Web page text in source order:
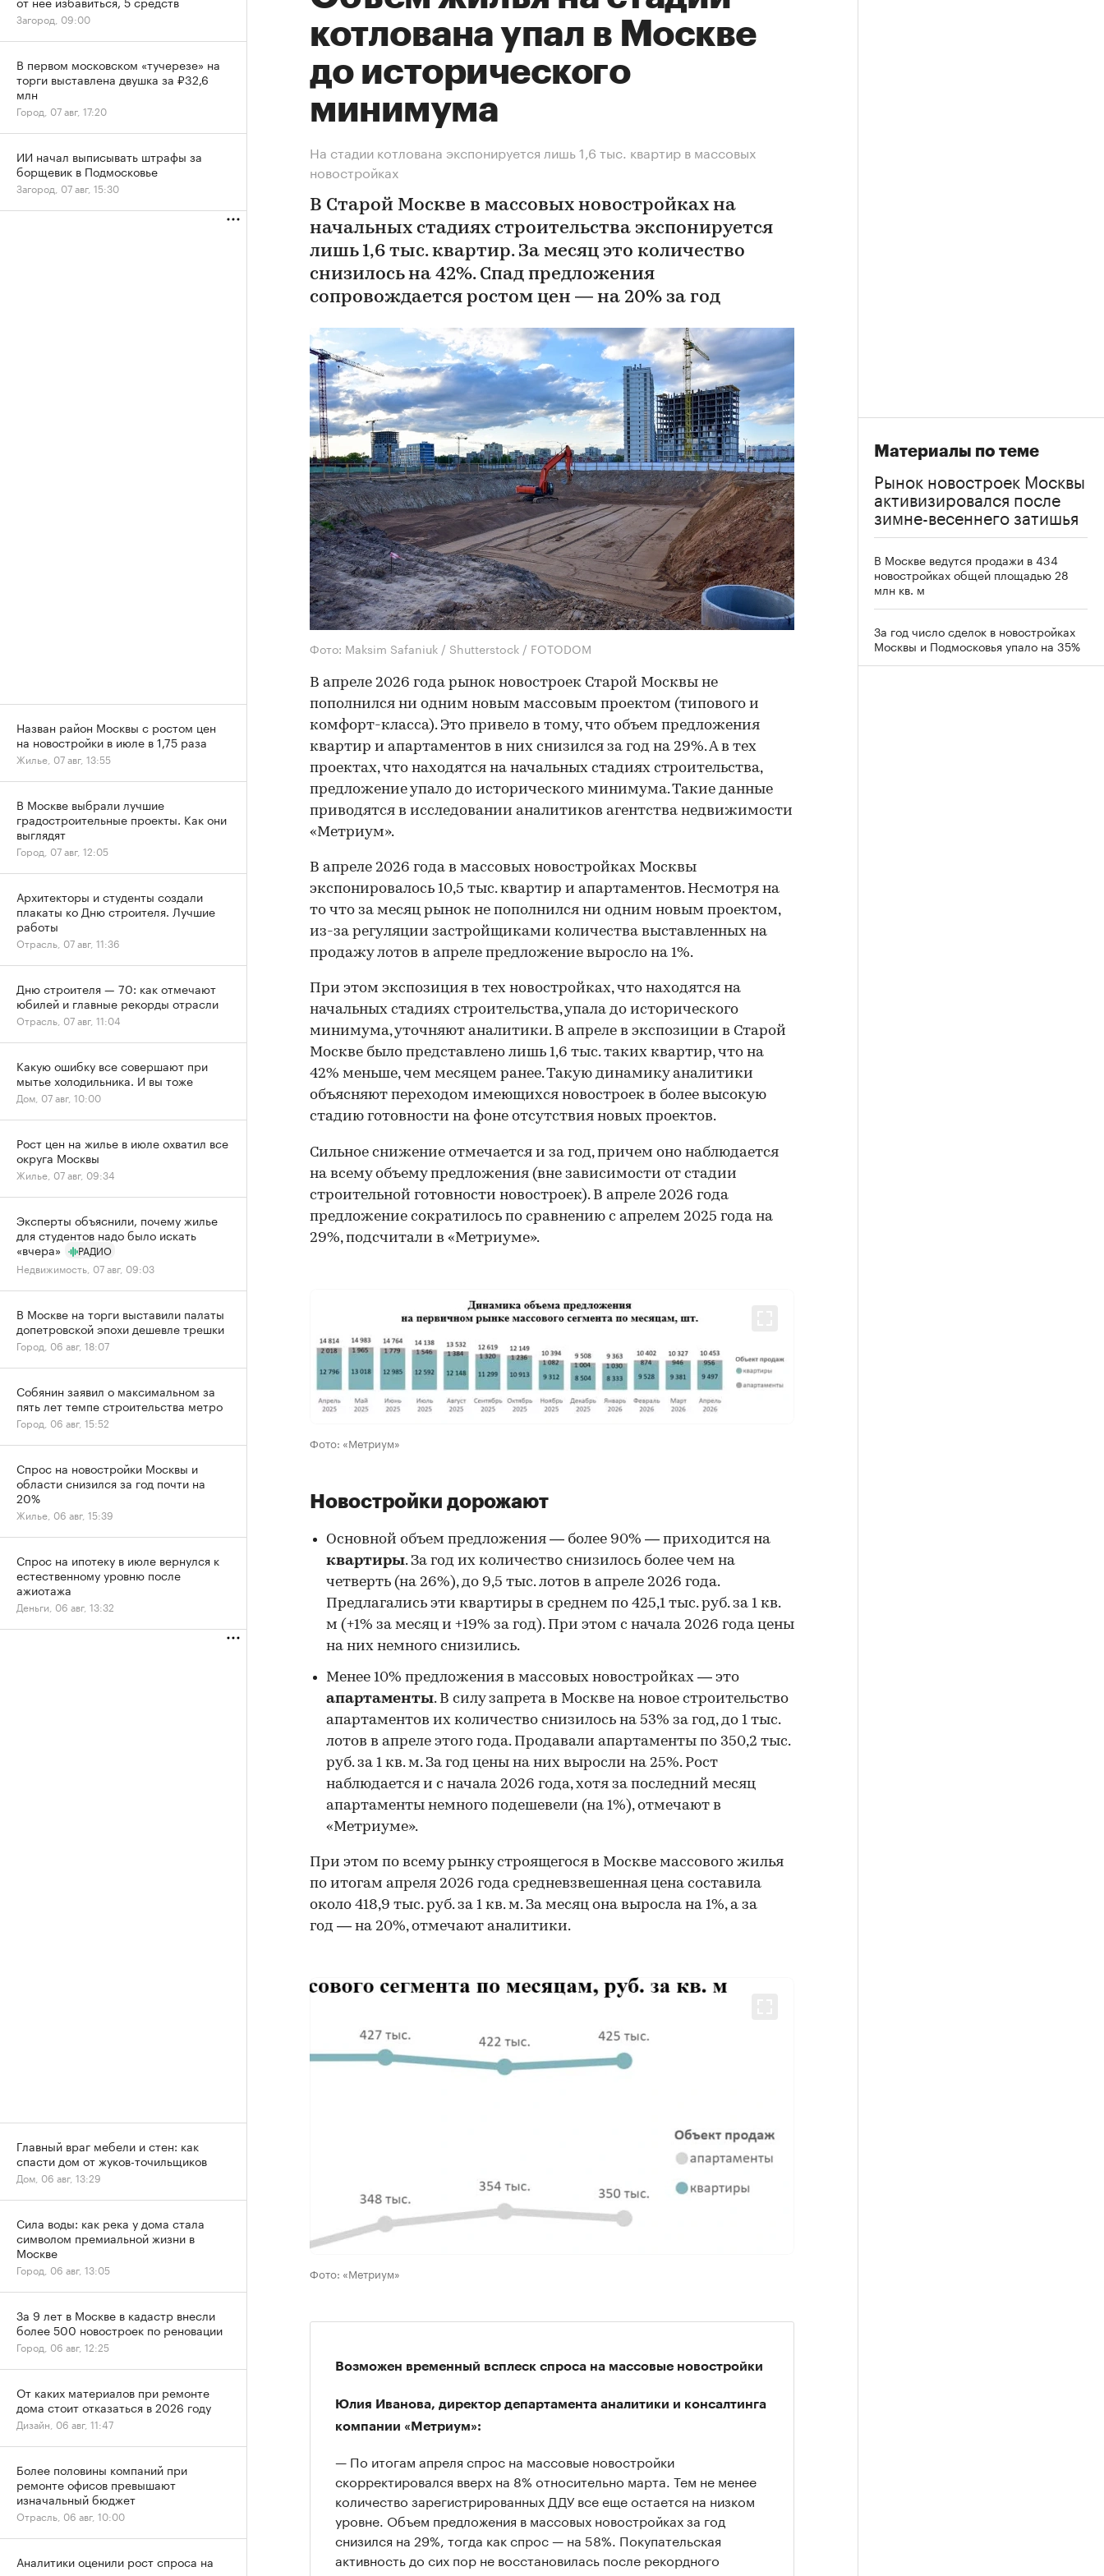
котлована упал в Москве
до исторического
минимума
На стадии котлована экспонируется лишь 1,6 тыс. квартир в массовых
новостройках
В Старой Москве в массовых новостройках на
начальных стадиях строительства экспонируется
лишь 1,6 тыс. квартир. За месяц это количество
снизилось на 42%. Спад предложения
сопровождается ростом цен — на 20% за год
Фото: Maksim Safaniuk / Shutterstock / FOTODOM
В апреле 2026 года рынок новостроек Старой Москвы не
пополнился ни одним новым массовым проектом (типового и
комфорт-класса). Это привело в тому, что объем предложения
квартир и апартаментов в них снизился за год на 29%. А в тех
проектах, что находятся на начальных стадиях строительства,
предложение упало до исторического минимума. Такие данные
приводятся в исследовании аналитиков агентства недвижимости
«Метриум».
В апреле 2026 года в массовых новостройках Москвы
экспонировалось 10,5 тыс. квартир и апартаментов. Несмотря на
то что за месяц рынок не пополнился ни одним новым проектом,
из-за регуляции застройщиками количества выставленных на
продажу лотов в апреле предложение выросло на 1%.
При этом экспозиция в тех новостройках, что находятся на
начальных стадиях строительства, упала до исторического
минимума, уточняют аналитики. В апреле в экспозиции в Старой
Москве было представлено лишь 1,6 тыс. таких квартир, что на
42% меньше, чем месяцем ранее. Такую динамику аналитики
объясняют переходом имеющихся новостроек в более высокую
стадию готовности на фоне отсутствия новых проектов.
00:00 / 00:00
Сильное снижение отмечается и за год, причем оно наблюдается
на всему объему предложения (вне зависимости от стадии
строительной готовности новостроек). В апреле 2026 года
предложение сократилось по сравнению с апрелем 2025 года на
29%, подсчитали в «Метриуме».
Фото: «Метриум»
Новостройки дорожают
Основной объем предложения — более 90% — приходится на
квартиры. За год их количество снизилось более чем на
четверть (на 26%), до 9,5 тыс. лотов в апреле 2026 года.
Предлагались эти квартиры в среднем по 425,1 тыс. руб. за 1 кв.
м (+1% за месяц и +19% за год). При этом с начала 2026 года цены
на них немного снизились.
Менее 10% предложения в массовых новостройках — это
апартаменты. В силу запрета в Москве на новое строительство
апартаментов их количество снизилось на 53% за год, до 1 тыс.
лотов в апреле этого года. Продавали апартаменты по 350,2 тыс.
руб. за 1 кв. м. За год цены на них выросли на 25%. Рост
наблюдается и с начала 2026 года, хотя за последний месяц
апартаменты немного подешевели (на 1%), отмечают в
«Метриуме».
При этом по всему рынку строящегося в Москве массового жилья
по итогам апреля 2026 года средневзвешенная цена составила
около 418,9 тыс. руб. за 1 кв. м. За месяц она выросла на 1%, а за
год — на 20%, отмечают аналитики.
Фото: «Метриум»
Возможен временный всплеск спроса на массовые новостройки
Юлия Иванова, директор департамента аналитики и консалтинга
компании «Метриум»:
— По итогам апреля спрос на массовые новостройки
скорректировался вверх на 8% относительно марта. Тем не менее
количество зарегистрированных ДДУ все еще остается на низком
уровне. Объем предложения в массовых новостройках за год
снизился на 29%, тогда как спрос — на 58%. Покупательская
активность до сих пор не восстановилась после рекордного
Материалы по теме
Рынок новостроек Москвы
активизировался после
зимне-весеннего затишья
В Москве ведутся продажи в 434
новостройках общей площадью 28
млн кв. м
За год число сделок в новостройках
Москвы и Подмосковья упало на 35%
Загород, 09:00
В первом московском «тучерезе» на
торги выставлена двушка за ₽32,6
млн
Город, 07 авг, 17:20
ИИ начал выписывать штрафы за
борщевик в Подмосковье
Загород, 07 авг, 15:30
Назван район Москвы с ростом цен
на новостройки в июле в 1,75 раза
Жилье, 07 авг, 13:55
В Москве выбрали лучшие
градостроительные проекты. Как они
выглядят
Город, 07 авг, 12:05
Архитекторы и студенты создали
плакаты ко Дню строителя. Лучшие
работы
Отрасль, 07 авг, 11:36
Дню строителя — 70: как отмечают
юбилей и главные рекорды отрасли
Отрасль, 07 авг, 11:04
Какую ошибку все совершают при
мытье холодильника. И вы тоже
Дом, 07 авг, 10:00
Рост цен на жилье в июле охватил все
округа Москвы
Жилье, 07 авг, 09:34
Эксперты объяснили, почему жилье
для студентов надо было искать
«вчера»
РАДИО
Недвижимость, 07 авг, 09:03
В Москве на торги выставили палаты
допетровской эпохи дешевле трешки
Город, 06 авг, 18:07
Собянин заявил о максимальном за
пять лет темпе строительства метро
Город, 06 авг, 15:52
Спрос на новостройки Москвы и
области снизился за год почти на
20%
Жилье, 06 авг, 15:39
Спрос на ипотеку в июле вернулся к
естественному уровню после
ажиотажа
Деньги, 06 авг, 13:32
Главный враг мебели и стен: как
спасти дом от жуков-точильщиков
Дом, 06 авг, 13:29
Сила воды: как река у дома стала
символом премиальной жизни в
Москве
Город, 06 авг, 13:05
За 9 лет в Москве в кадастр внесли
более 500 новостроек по реновации
Город, 06 авг, 12:25
От каких материалов при ремонте
дома стоит отказаться в 2026 году
Дизайн, 06 авг, 11:47
Более половины компаний при
ремонте офисов превышают
изначальный бюджет
Отрасль, 06 авг, 10:00
Аналитики оценили рост спроса на